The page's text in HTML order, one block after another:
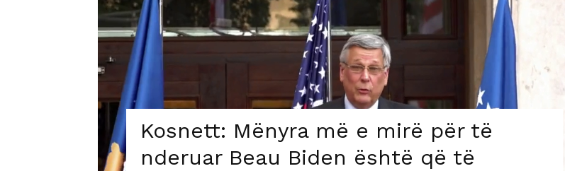
Kosnett: Mënyra më e mirë për të
nderuar Beau Biden është që të